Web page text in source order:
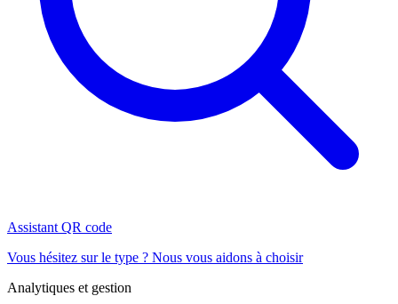
Assistant QR code
Vous hésitez sur le type ? Nous vous aidons à choisir
Analytiques et gestion